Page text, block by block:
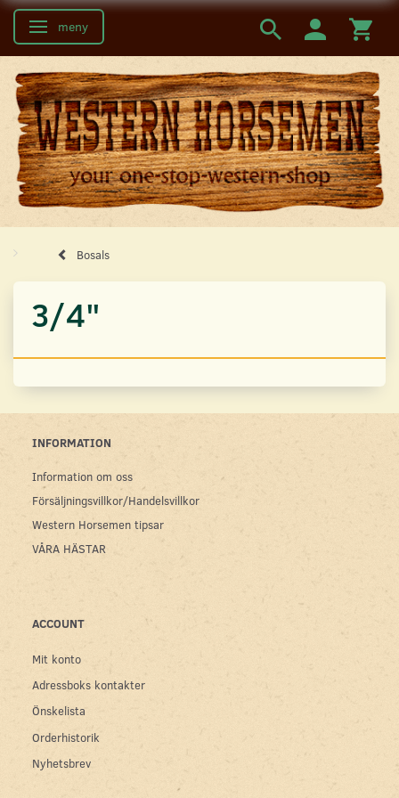
Ändra navigering
meny
Bosals
3/4"
INFORMATION
Information om oss
Försäljningsvillkor/Handelsvillkor
Western Horsemen tipsar
VÅRA HÄSTAR
ACCOUNT
Mit konto
Adressboks kontakter
Önskelista
Orderhistorik
Nyhetsbrev